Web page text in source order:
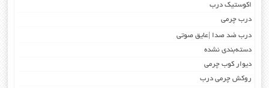
اکوستیک درب
درب چرمی
درب ضد صدا |عایق صوتی
دسته‌بندی نشده
دیوار کوب چرمی
روکش چرمی درب